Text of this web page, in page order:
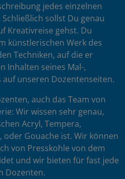
jedes einzelnen
sollst Du genau
Kreativreise gehst. Du
künstlerischen Werk des
Techniken, auf die er
Inhalten seines Mal-,
unseren Dozentenseiten.
auch das Team von
Wir wissen sehr genau,
Acryl, Tempera,
Gouache ist. Wir können
von Presskohle von dem
und wir bieten für fast jede
Dozenten.